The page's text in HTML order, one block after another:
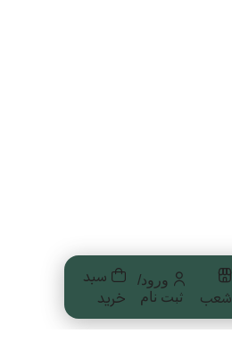
شعب
ورود/
ثبت نام
سبد
خرید